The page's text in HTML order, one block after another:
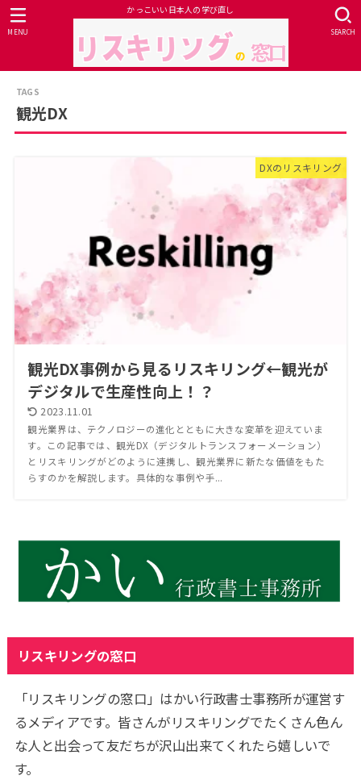
かっこいい日本人の学び直し
SEARCH
MENU
観光DX
DXのリスキリング
観光DX事例から見るリスキリング←観光が
デジタルで生産性向上！？
2023.11.01
観光業界は、テクノロジーの進化とともに大きな変革を迎えていま
す。この記事では、観光DX（デジタルトランスフォーメーション）
とリスキリングがどのように連携し、観光業界に新たな価値をもた
らすのかを解説します。具体的な事例や手...
リスキリングの窓口
「リスキリングの窓口」はかい行政書士事務所が運営す
るメディアです。皆さんがリスキリングでたくさん色ん
な人と出会って友だちが沢山出来てくれたら嬉しいで
す。